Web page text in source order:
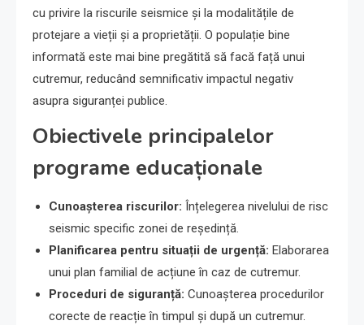
cu privire la riscurile seismice și la modalitățile de
protejare a vieții și a proprietății. O populație bine
informată este mai bine pregătită să facă față unui
cutremur, reducând semnificativ impactul negativ
asupra siguranței publice.
Obiectivele principalelor
programe educaționale
Cunoașterea riscurilor: Înțelegerea nivelului de risc
seismic specific zonei de reședință.
Planificarea pentru situații de urgență: Elaborarea
unui plan familial de acțiune în caz de cutremur.
Proceduri de siguranță: Cunoașterea procedurilor
corecte de reacție în timpul și după un cutremur.